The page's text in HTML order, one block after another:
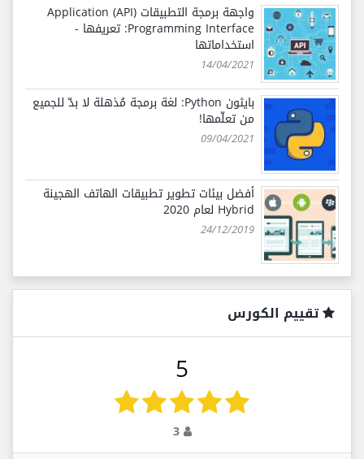
واجهة برمجة التطبيقات (API) Application
Programming Interface: تعريفها -
استخداماتها
14/04/2021
بايثون Python: لغة برمجة مُذهلة لا بدّ للجميع
من تعلّمها!
09/04/2021
أفضل بيئات تطوير تطبيقات الهاتف الهجينة
Hybrid لعام 2020
24/12/2019
تقييم الكورس
5
3